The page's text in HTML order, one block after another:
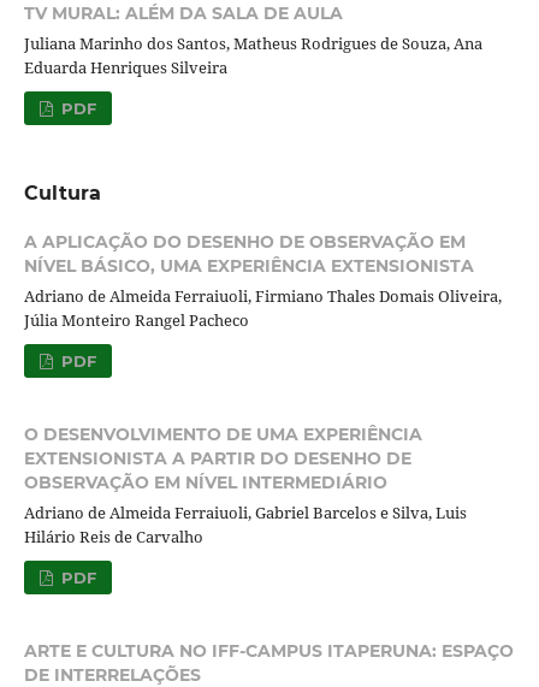
TV MURAL: ALÉM DA SALA DE AULA
Juliana Marinho dos Santos, Matheus Rodrigues de Souza, Ana
Eduarda Henriques Silveira
PDF
Cultura
A APLICAÇÃO DO DESENHO DE OBSERVAÇÃO EM
NÍVEL BÁSICO, UMA EXPERIÊNCIA EXTENSIONISTA
Adriano de Almeida Ferraiuoli, Firmiano Thales Domais Oliveira,
Júlia Monteiro Rangel Pacheco
PDF
O DESENVOLVIMENTO DE UMA EXPERIÊNCIA
EXTENSIONISTA A PARTIR DO DESENHO DE
OBSERVAÇÃO EM NÍVEL INTERMEDIÁRIO
Adriano de Almeida Ferraiuoli, Gabriel Barcelos e Silva, Luis
Hilário Reis de Carvalho
PDF
ARTE E CULTURA NO IFF-CAMPUS ITAPERUNA: ESPAÇO
DE INTERRELAÇÕES